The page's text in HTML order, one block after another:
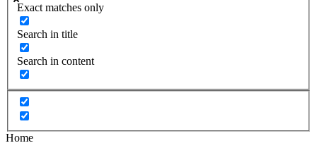
Exact matches only
Search in title
Search in content
Home